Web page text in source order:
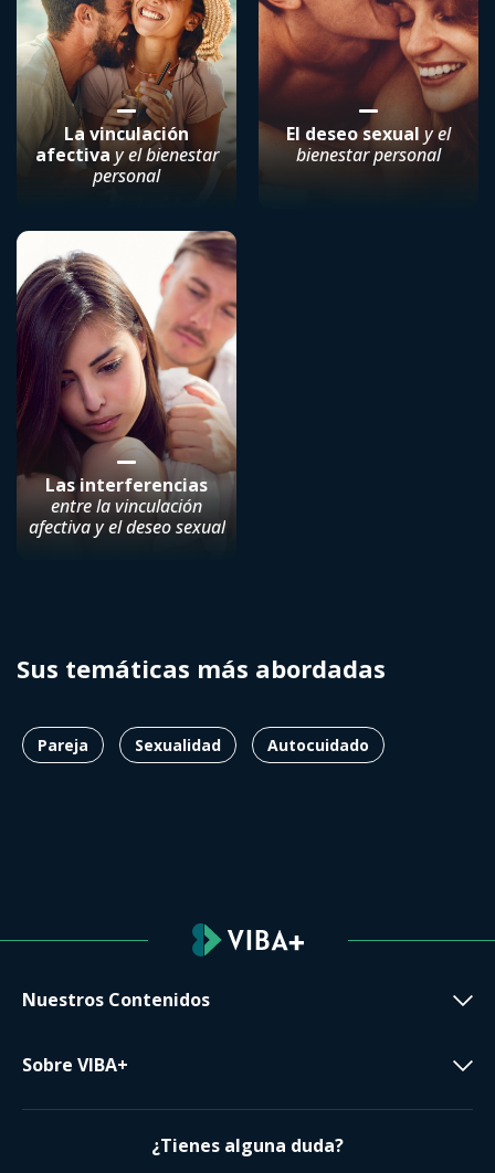
La vinculación
afectiva y el bienestar
personal
El deseo sexual y el
bienestar personal
Las interferencias
entre la vinculación
afectiva y el deseo sexual
Sus temáticas más abordadas
Pareja Sexualidad Autocuidado
Nuestros Contenidos
Sobre VIBA+
¿Tienes alguna duda?